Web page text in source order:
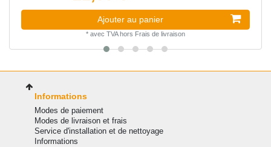
Ajouter au panier
* avec TVAhors Frais de livraison
Informations
Modes de paiement
Modes de livraison et frais
Service d'installation et de nettoyage
Informations